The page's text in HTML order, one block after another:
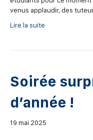
venus applaudir, des
Lire la suite
Soirée
d’année !
19 mai 2025